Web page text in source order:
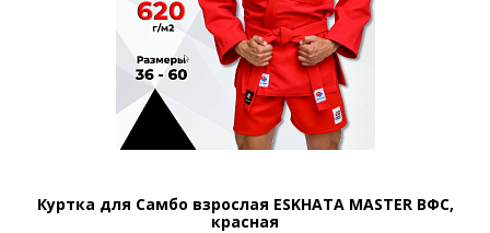
Куртка для Самбо взрослая ESKHATA MASTER ВФС,
красная